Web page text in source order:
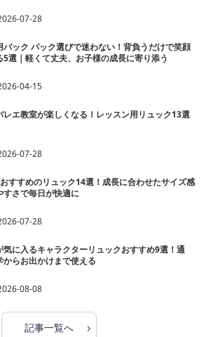
07-28
バック パック選びで迷わない！背負うだけで笑顔
5選｜軽くて丈夫、お子様の成長に寄り添う
04-15
レエ教室が楽しくなる！レッスン用リュック13選
07-28
すすめのリュック14選！成長に合わせたサイズ感
すさで毎日が快適に
07-28
気に入るキャラクターリュックおすすめ9選！通
からお出かけまで使える
08-08
記事一覧へ ›